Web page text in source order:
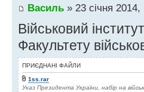
Василь » 23 січня 2014,
Військовий
Факультету
ПРИЄДНАНІ ФАЙЛИ
1ss.rar
Указ Президента України, набір на